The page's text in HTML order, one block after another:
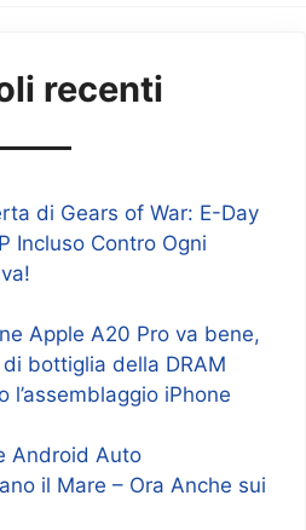
recenti
di Gears of War: E-Day
Incluso Contro Ogni
Apple A20 Pro va bene,
bottiglia della DRAM
l’assemblaggio iPhone
Android Auto
il Mare – Ora Anche sui